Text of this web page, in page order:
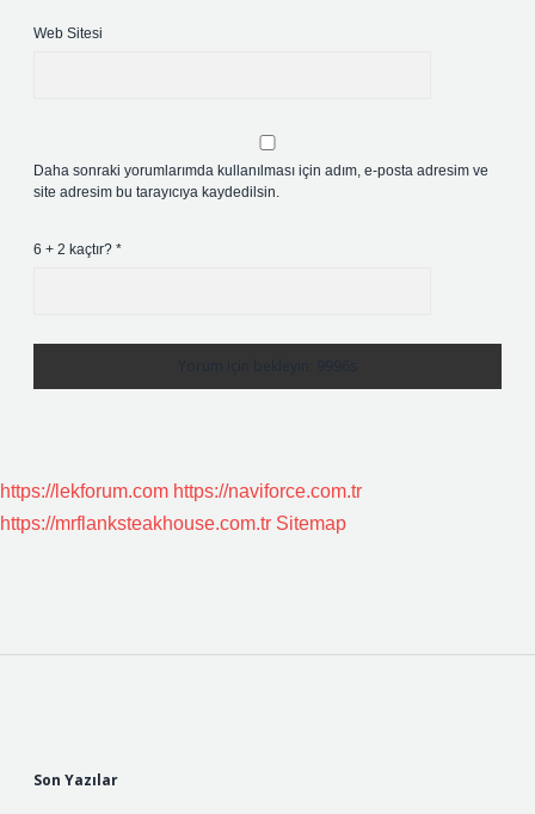
Web Sitesi
Daha sonraki yorumlarımda kullanılması için adım, e-posta adresim ve
site adresim bu tarayıcıya kaydedilsin.
6 + 2 kaçtır? *
https://lekforum.com https://naviforce.com.tr
https://mrflanksteakhouse.com.tr Sitemap
Son Yazılar